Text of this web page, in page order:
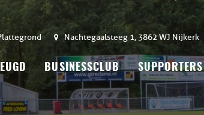
Nachtegaalsteeg 1, 3862 WJ Nijkerk
BUSINESSCLUB SUPPORTERS